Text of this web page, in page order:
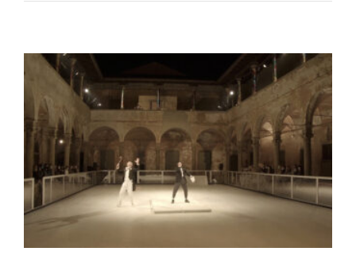
fino
gennaio
la
mostra
Grotteschi
e
arabeschi
in
nero,
la
carne,